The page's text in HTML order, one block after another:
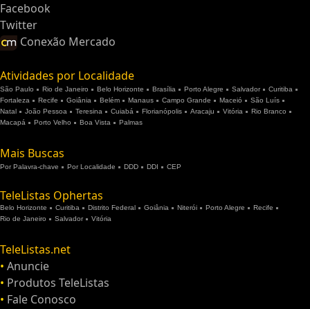
Facebook
Twitter
Conexão Mercado
Atividades por Localidade
São Paulo Rio de Janeiro Belo Horizonte Brasília Porto Alegre Salvador
Curitiba
Fortaleza
Recife Goiânia Belém Manaus Campo Grande Maceió
São Luís
Natal
João Pessoa Teresina Cuiabá Florianópolis Aracaju Vitória
Rio Branco
Macapá
Porto Velho Boa Vista Palmas
Mais Buscas
Por Palavra-chave Por Localidade DDD DDI CEP
TeleListas Ophertas
Belo Horizonte Curitiba Distrito Federal Goiânia Niterói Porto Alegre
Recife
Rio de Janeiro
Salvador Vitória
TeleListas.net
• Anuncie
• Produtos TeleListas
• Fale Conosco